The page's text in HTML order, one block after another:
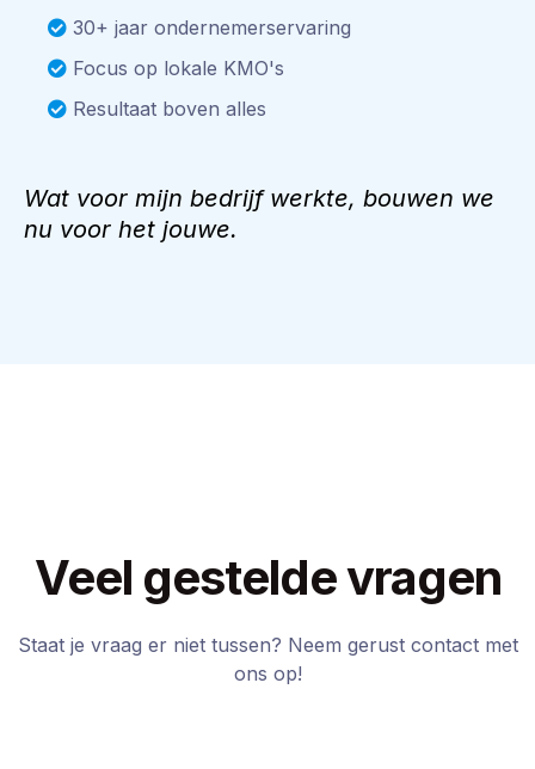
30+ jaar ondernemerservaring
Focus op lokale KMO's
Resultaat boven alles
Wat voor mijn bedrijf werkte, bouwen we
nu voor het jouwe.
Veel gestelde vragen
Staat je vraag er niet tussen? Neem gerust contact met
ons op!